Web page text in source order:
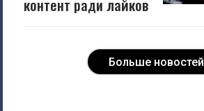
контент ради лайков
Больше новостей